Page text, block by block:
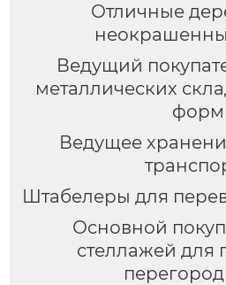
Отличные
Ведущий
металлических
форм
Ведущее
Штабелеры для
Основной
стеллажей для